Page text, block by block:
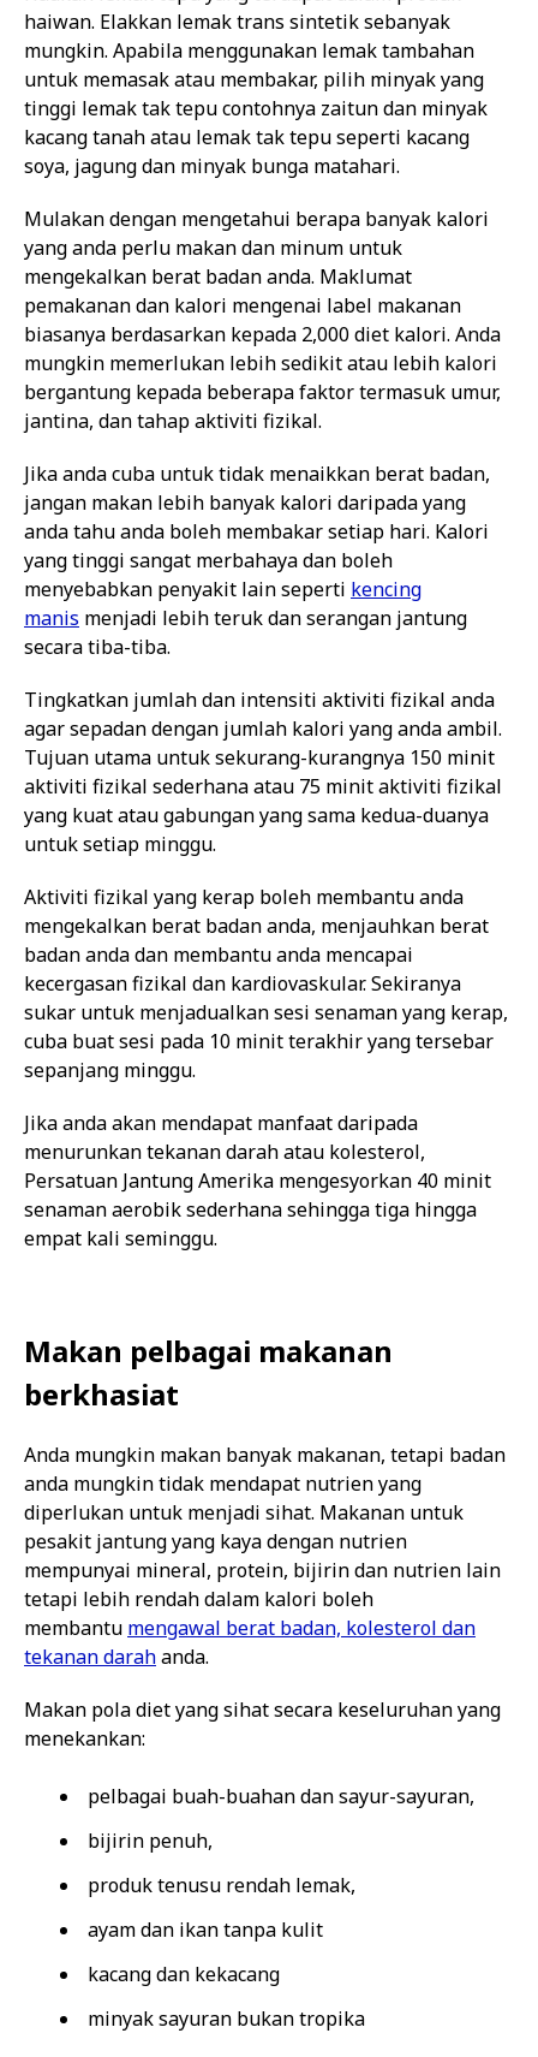
haiwan. Elakkan lemak trans sintetik sebanyak
mungkin. Apabila menggunakan lemak tambahan
untuk memasak atau membakar, pilih minyak yang
tinggi lemak tak tepu contohnya zaitun dan minyak
kacang tanah atau lemak tak tepu seperti kacang
soya, jagung dan minyak bunga matahari.
Mulakan dengan mengetahui berapa banyak kalori
yang anda perlu makan dan minum untuk
mengekalkan berat badan anda. Maklumat
pemakanan dan kalori mengenai label makanan
biasanya berdasarkan kepada 2,000 diet kalori. Anda
mungkin memerlukan lebih sedikit atau lebih kalori
bergantung kepada beberapa faktor termasuk umur,
jantina, dan tahap aktiviti fizikal.
Jika anda cuba untuk tidak menaikkan berat badan,
jangan makan lebih banyak kalori daripada yang
anda tahu anda boleh membakar setiap hari. Kalori
yang tinggi sangat merbahaya dan boleh
menyebabkan penyakit lain seperti kencing
manis menjadi lebih teruk dan serangan jantung
secara tiba-tiba.
Tingkatkan jumlah dan intensiti aktiviti fizikal anda
agar sepadan dengan jumlah kalori yang anda ambil.
Tujuan utama untuk sekurang-kurangnya 150 minit
aktiviti fizikal sederhana atau 75 minit aktiviti fizikal
yang kuat atau gabungan yang sama kedua-duanya
untuk setiap minggu.
Aktiviti fizikal yang kerap boleh membantu anda
mengekalkan berat badan anda, menjauhkan berat
badan anda dan membantu anda mencapai
kecergasan fizikal dan kardiovaskular. Sekiranya
sukar untuk menjadualkan sesi senaman yang kerap,
cuba buat sesi pada 10 minit terakhir yang tersebar
sepanjang minggu.
Jika anda akan mendapat manfaat daripada
menurunkan tekanan darah atau kolesterol,
Persatuan Jantung Amerika mengesyorkan 40 minit
senaman aerobik sederhana sehingga tiga hingga
empat kali seminggu.
Makan pelbagai makanan
berkhasiat
Anda mungkin makan banyak makanan, tetapi badan
anda mungkin tidak mendapat nutrien yang
diperlukan untuk menjadi sihat. Makanan untuk
pesakit jantung yang kaya dengan nutrien
mempunyai mineral, protein, bijirin dan nutrien lain
tetapi lebih rendah dalam kalori boleh
membantu mengawal berat badan, kolesterol dan
tekanan darahanda.
Makan pola diet yang sihat secara keseluruhan yang
menekankan:
pelbagai buah-buahan dan sayur-sayuran,
bijirin penuh,
produk tenusu rendah lemak,
ayam dan ikan tanpa kulit
kacang dan kekacang
minyak sayuran bukan tropika